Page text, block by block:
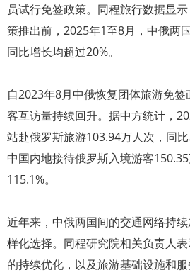
员试行免签政策。同程旅行数据显
策推出前，2025年1至8月，中俄两
同比增长均超过20%。
自2023年8月中俄恢复团体旅游免
客互访量持续回升。据中方统计，
站赴俄罗斯旅游103.94万人次，同
中国内地接待俄罗斯入境游客
115.1%。
近年来，中俄两国间的交通网络持
样化选择。同程研究院相关负责人
的持续优化，以及旅游基础设施和